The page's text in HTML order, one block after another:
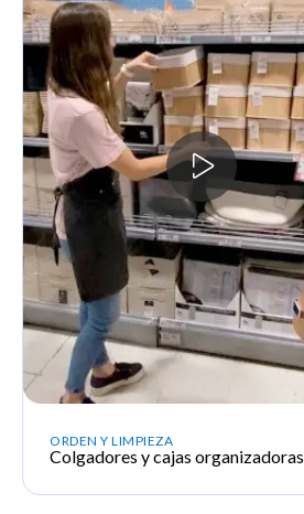
ORDEN Y LIMPIEZA
Colgadores y cajas organizadoras